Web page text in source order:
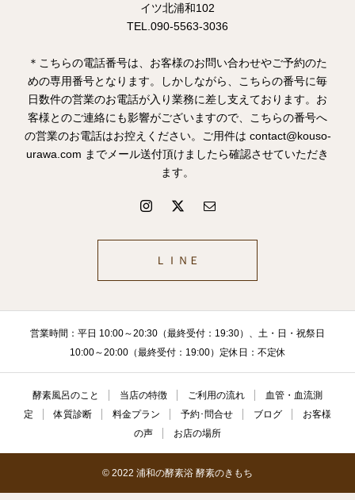
イツ北浦和102
TEL.090-5563-3036
＊こちらの電話番号は、お客様のお問い合わせやご予約のた
めの専用番号となります。しかしながら、こちらの番号に毎
日数件の営業のお電話が入り業務に差し支えております。お
客様とのご連絡にも影響がございますので、こちらの番号へ
の営業のお電話はお控えください。ご用件は contact@kouso-
urawa.com までメール送付頂けましたら確認させていただき
ます。
ＬＩＮＥ
営業時間：平日 10:00～20:30（最終受付：19:30）、土・日・祝祭日
10:00～20:00（最終受付：19:00）定休日：不定休
酵素風呂のこと 当店の特徴 ご利用の流れ
血管・血流測
定
体質診断 料金プラン 予約･問合せ ブログ
お客様
の声
お店の場所
© 2022 浦和の酵素浴 酵素のきもち